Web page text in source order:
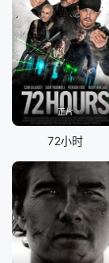
正片
72小时